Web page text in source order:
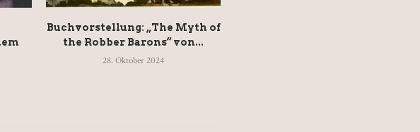
Buchvorstellung: „The Myth of
the Robber Barons“ von...
28. Oktober 2024